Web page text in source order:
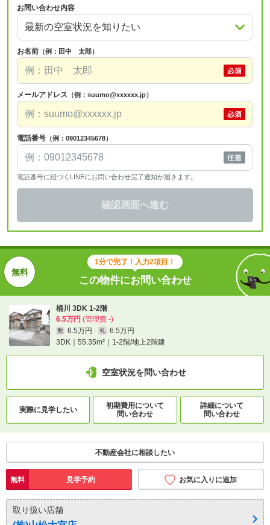
お問い合わせ内容
お名前 （例：田中 太郎）
メールアドレス （例：suumo@xxxxxx.jp）
電話番号 （例：09012345678）
電話番号に紐づくLINEにお問い合わせ完了通知が届きます。
確認画面へ進む
1分で完了！入力2項目！
この物件にお問い合わせ
桶川 3DK 1-2階
6.5万円 (管理費 -)
敷 6.5万円 礼
6.5万円
3DK｜55.35m²｜1-2階/地上2階建
空室状況を問い合わせ
実際に見学したい
初期費用について
問い合わせ
詳細について
問い合わせ
不動産会社に相談したい
無料 見学予約 お気に入りに追加
取り扱い店舗